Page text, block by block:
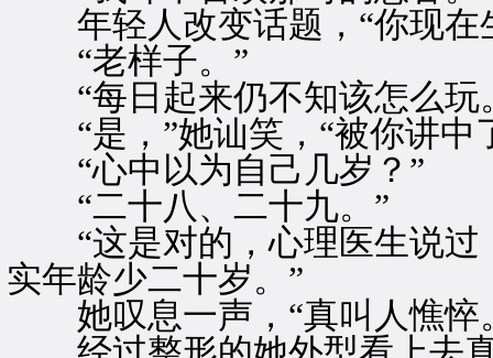
年轻人改变话题，“你现在
“老样子。”
“每日起来仍不知该怎么玩
“是，”她讪笑，“被你讲中
“心中以为自己几岁？”
“二十八、二十九。”
“这是对的，心理医生说过
实年龄少二十岁。”
她叹息一声，“真叫人憔悴